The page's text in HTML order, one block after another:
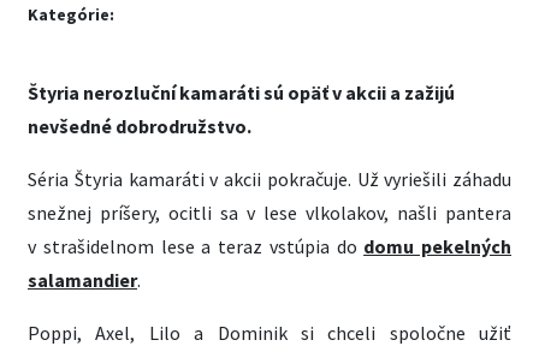
Kategórie:
Štyria nerozluční kamaráti sú opäť v akcii a zažijú
nevšedné dobrodružstvo.
Séria Štyria kamaráti v akcii pokračuje. Už vyriešili záhadu
snežnej príšery, ocitli sa v lese vlkolakov, našli pantera
v strašidelnom lese a teraz vstúpia do domu pekelných
salamandier.
Poppi, Axel, Lilo a Dominik si chceli spoločne užiť